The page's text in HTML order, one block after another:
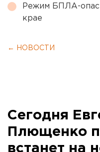
Режим БПЛА-
крае
← НОВОСТИ
Сегодня
Плющенко
встанет на